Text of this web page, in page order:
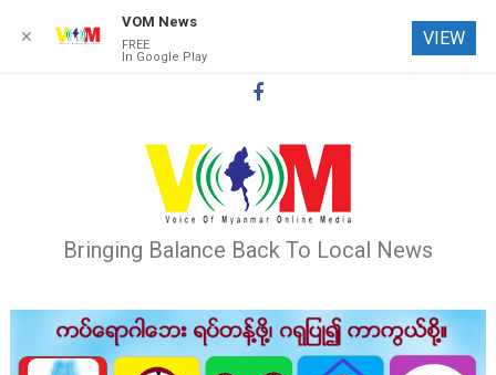
Bringing Balance Back To Local News
✕
VOM News
FREE
In Google Play
VIEW